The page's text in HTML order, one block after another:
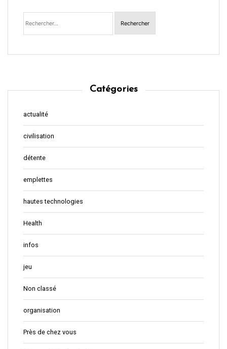
Rechercher :
Catégories
actualité
civilisation
détente
emplettes
hautes technologies
Health
infos
jeu
Non classé
organisation
Près de chez vous